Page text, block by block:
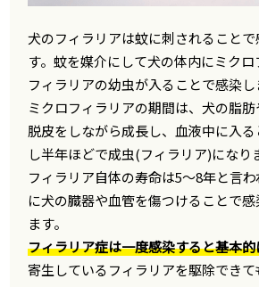
犬のフィラリアは蚊に刺されること
す。蚊を媒介にして犬の体内にミク
フィラリアの幼虫が入ることで感染し
ミクロフィラリアの期間は、犬の脂
脱皮をしながら成長し、血液中に入
し半年ほどで成虫(フィラリア)になり
フィラリア自体の寿命は5〜8年と言
に犬の臓器や血管を傷つけることで
ます。
フィラリア症は一度感染すると基本
寄生しているフィラリアを駆除でき